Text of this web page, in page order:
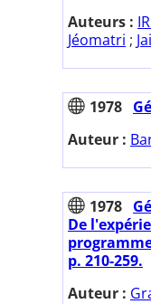
Auteurs :
Jéomatri ;
1978
Auteur :
1978
De
p. 210-259.
Auteur :